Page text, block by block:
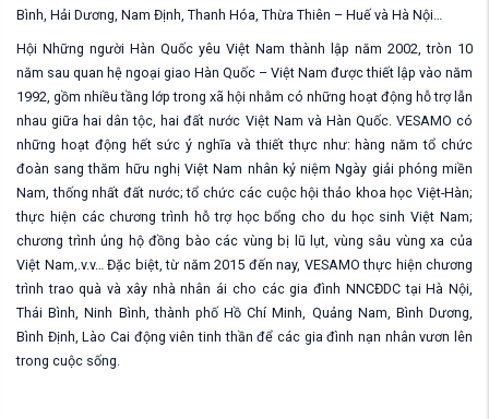
Bình, Hải Dương, Nam Định, Thanh Hóa, Thừa Thiên – Huế và Hà Nội…
Hội Những người Hàn Quốc yêu Việt Nam thành lập năm 2002, tròn 10
năm sau quan hệ ngoại giao Hàn Quốc – Việt Nam được thiết lập vào năm
1992, gồm nhiều tầng lớp trong xã hội nhằm có những hoạt động hỗ trợ lẫn
nhau giữa hai dân tộc, hai đất nước Việt Nam và Hàn Quốc. VESAMO có
những hoạt động hết sức ý nghĩa và thiết thực như: hàng năm tổ chức
đoàn sang thăm hữu nghị Việt Nam nhân kỷ niệm Ngày giải phóng miền
Nam, thống nhất đất nước; tổ chức các cuộc hội thảo khoa học Việt-Hàn;
thực hiện các chương trình hỗ trợ học bổng cho du học sinh Việt Nam;
chương trình ủng hộ đồng bào các vùng bị lũ lụt, vùng sâu vùng xa của
Việt Nam,.v.v… Đặc biệt, từ năm 2015 đến nay, VESAMO thực hiện chương
trình trao quà và xây nhà nhân ái cho các gia đình NNCĐDC tại Hà Nội,
Thái Bình, Ninh Bình, thành phố Hồ Chí Minh, Quảng Nam, Bình Dương,
Bình Định, Lào Cai động viên tinh thần để các gia đình nạn nhân vươn lên
trong cuộc sống.